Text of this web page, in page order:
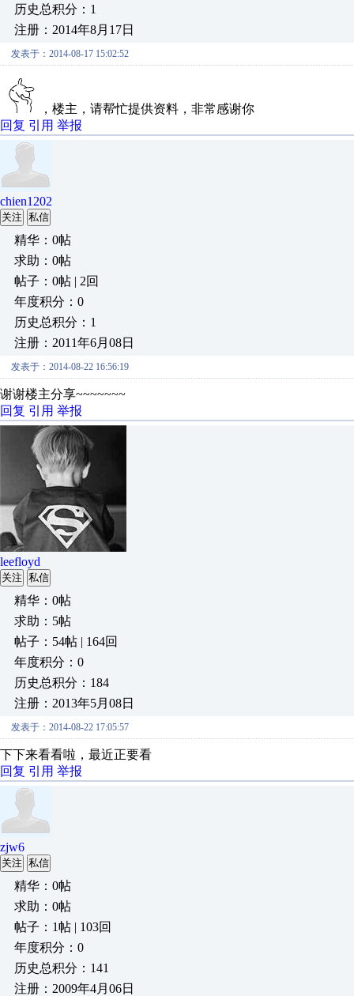
历史总积分：1
注册：2014年8月17日
发表于：2014-08-17 15:02:52
，楼主，请帮忙提供资料，非常感谢你
回复 引用 举报
chien1202
关注 私信
精华：0帖
求助：0帖
帖子：0帖 | 2回
年度积分：0
历史总积分：1
注册：2011年6月08日
发表于：2014-08-22 16:56:19
谢谢楼主分享~~~~~~~
回复 引用 举报
leefloyd
关注 私信
精华：0帖
求助：5帖
帖子：54帖 | 164回
年度积分：0
历史总积分：184
注册：2013年5月08日
发表于：2014-08-22 17:05:57
下下来看看啦，最近正要看
回复 引用 举报
zjw6
关注 私信
精华：0帖
求助：0帖
帖子：1帖 | 103回
年度积分：0
历史总积分：141
注册：2009年4月06日